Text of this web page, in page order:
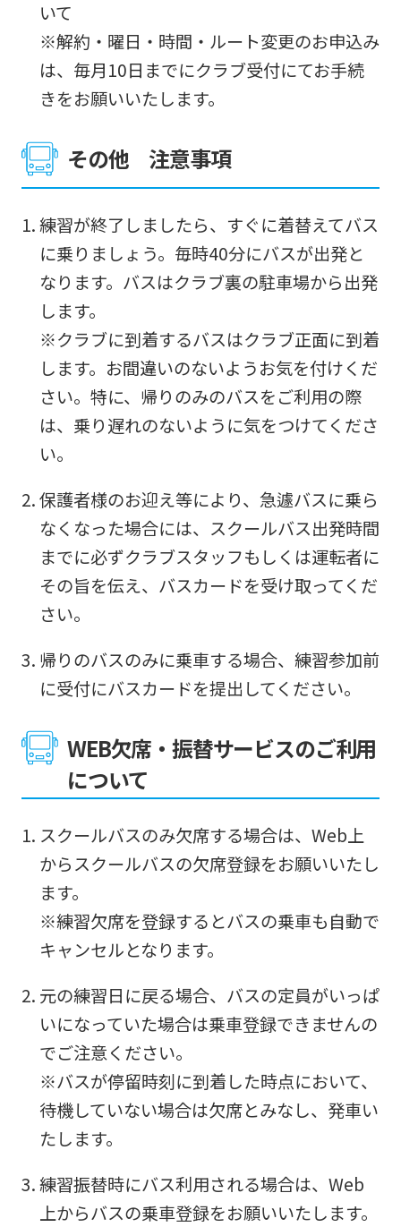
いて
※解約・曜日・時間・ルート変更のお申込み
は、毎月10日までにクラブ受付にてお手続
きをお願いいたします。
その他 注意事項
練習が終了しましたら、すぐに着替えてバス
に乗りましょう。毎時40分にバスが出発と
なります。バスはクラブ裏の駐車場から出発
します。
※クラブに到着するバスはクラブ正面に到着
します。お間違いのないようお気を付けくだ
さい。特に、帰りのみのバスをご利用の際
は、乗り遅れのないように気をつけてくださ
い。
保護者様のお迎え等により、急遽バスに乗ら
なくなった場合には、スクールバス出発時間
までに必ずクラブスタッフもしくは運転者に
その旨を伝え、バスカードを受け取ってくだ
さい。
帰りのバスのみに乗車する場合、練習参加前
に受付にバスカードを提出してください。
WEB欠席・振替サービスのご利用
について
スクールバスのみ欠席する場合は、Web上
からスクールバスの欠席登録をお願いいたし
ます。
※練習欠席を登録するとバスの乗車も自動で
キャンセルとなります。
元の練習日に戻る場合、バスの定員がいっぱ
いになっていた場合は乗車登録できませんの
でご注意ください。
※バスが停留時刻に到着した時点において、
待機していない場合は欠席とみなし、発車い
たします。
練習振替時にバス利用される場合は、Web
上からバスの乗車登録をお願いいたします。
using
the
service.
Automatic